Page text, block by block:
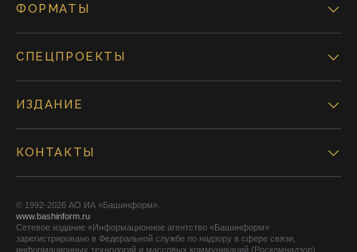
ФОРМАТЫ
СПЕЦПРОЕКТЫ
ИЗДАНИЕ
КОНТАКТЫ
© 1992-2026 АО ИА «Башинформ».
www.bashinform.ru
Сетевое издание «Информационное агентство «Башинформ»
зарегистрировано в Федеральной службе по надзору в сфере связи,
информационных технологий и массовых коммуникаций (Роскомнадзор),